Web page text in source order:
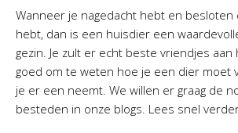
Wanneer je nagedacht hebt en
hebt, dan is een huisdier een
gezin. Je zult er echt beste vriendjes aan
goed om te weten hoe je een dier moet
je er een neemt. We willen er graag de
besteden in onze blogs. Lees snel